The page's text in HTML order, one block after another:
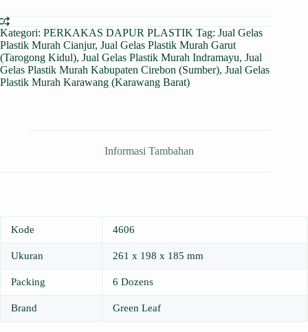
Kategori: PERKAKAS DAPUR PLASTIK Tag: Jual Gelas
Plastik Murah Cianjur, Jual Gelas Plastik Murah Garut
(Tarogong Kidul), Jual Gelas Plastik Murah Indramayu, Jual
Gelas Plastik Murah Kabupaten Cirebon (Sumber), Jual Gelas
Plastik Murah Karawang (Karawang Barat)
Informasi Tambahan
Kode 4606
Ukuran 261 x 198 x 185 mm
Packing 6 Dozens
Brand Green Leaf